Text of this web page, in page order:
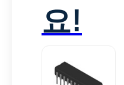
요!